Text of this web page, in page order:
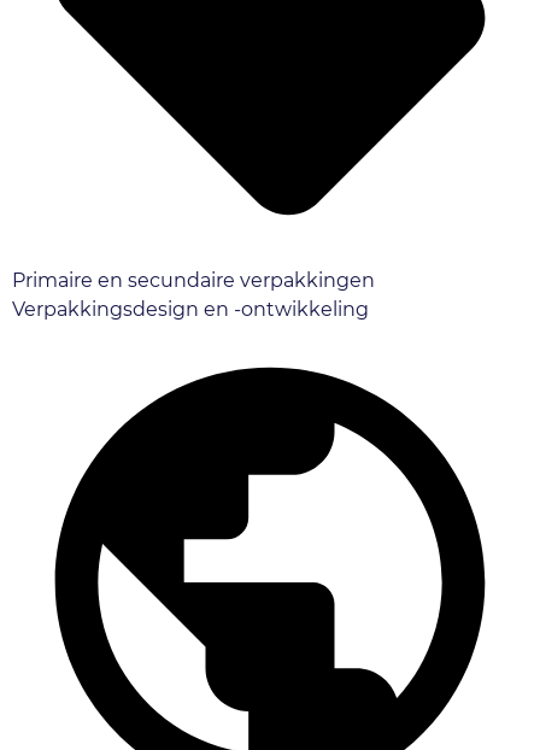
Primaire en secundaire verpakkingen
Verpakkingsdesign en -ontwikkeling